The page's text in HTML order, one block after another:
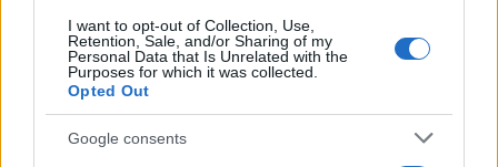
I want to opt-out of Collection, Use,
Retention, Sale, and/or Sharing of my
Personal Data that Is Unrelated with the
Purposes for which it was collected.
Opted Out
Google consents
EGYÉB
Film készül Ákosról a filmintézet
támogatásával
A dunaszerdahelyi DAC sportklub történetéről és Kovács